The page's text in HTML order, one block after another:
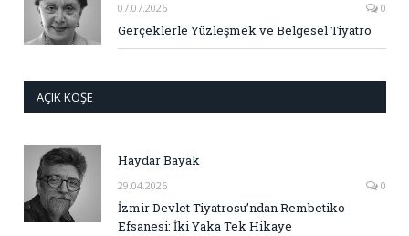
07.07.2026 0
Gerçeklerle Yüzleşmek ve Belgesel Tiyatro
AÇIK KÖŞE
Haydar Bayak
29.04.2026 0
İzmir Devlet Tiyatrosu’ndan Rembetiko
Efsanesi: İki Yaka Tek Hikaye